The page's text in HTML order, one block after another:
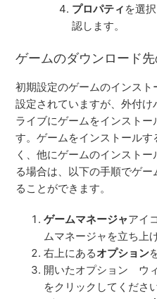
プロパティ を選
認します。
ゲームのダウンロード
初期設定のゲームのインス
設定されていますが、外付
ライブにゲームをインスト
す。ゲームをインストール
く、他にゲームのインスト
る場合は、以下の手順でゲ
ることができます。
ゲームマネージャアイ
ムマネージャを立ち上
右上にあるオプション
開いたオプション ウ
をクリックしてください